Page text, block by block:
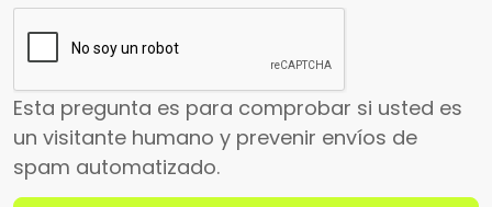
Esta pregunta es para comprobar si usted es
un visitante humano y prevenir envíos de
spam automatizado.